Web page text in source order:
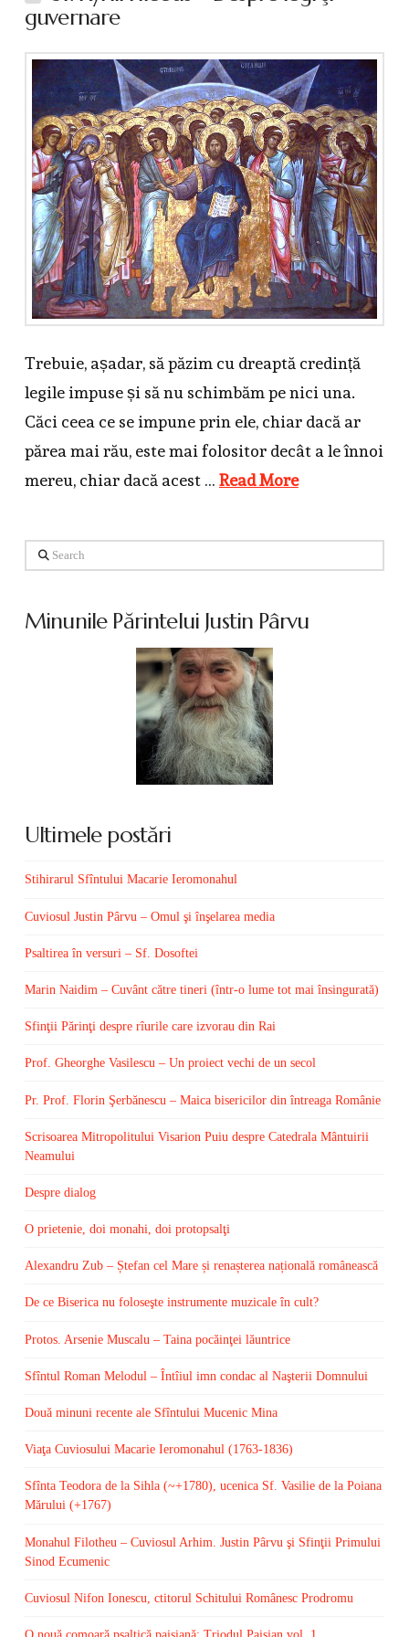
guvernare
Trebuie, așadar, să păzim cu dreaptă credință
legile impuse și să nu schimbăm pe nici una.
Căci ceea ce se impune prin ele, chiar dacă ar
părea mai rău, este mai folositor decât a le înnoi
mereu, chiar dacă acest … Read More
Search
Minunile Părintelui Justin Pârvu
Ultimele postări
Stihirarul Sfîntului Macarie Ieromonahul
Cuviosul Justin Pârvu – Omul şi înşelarea media
Psaltirea în versuri – Sf. Dosoftei
Marin Naidim – Cuvânt către tineri (într-o lume tot mai însingurată)
Sfinţii Părinţi despre rîurile care izvorau din Rai
Prof. Gheorghe Vasilescu – Un proiect vechi de un secol
Pr. Prof. Florin Şerbănescu – Maica bisericilor din întreaga Românie
Scrisoarea Mitropolitului Visarion Puiu despre Catedrala Mântuirii
Neamului
Despre dialog
O prietenie, doi monahi, doi protopsalţi
Alexandru Zub – Ștefan cel Mare și renașterea națională românească
De ce Biserica nu foloseşte instrumente muzicale în cult?
Protos. Arsenie Muscalu – Taina pocăinţei lăuntrice
Sfîntul Roman Melodul – Întîiul imn condac al Naşterii Domnului
Două minuni recente ale Sfîntului Mucenic Mina
Viaţa Cuviosului Macarie Ieromonahul (1763-1836)
Sfînta Teodora de la Sihla (~+1780), ucenica Sf. Vasilie de la Poiana
Mărului (+1767)
Monahul Filotheu – Cuviosul Arhim. Justin Pârvu şi Sfinţii Primului
Sinod Ecumenic
Cuviosul Nifon Ionescu, ctitorul Schitului Românesc Prodromu